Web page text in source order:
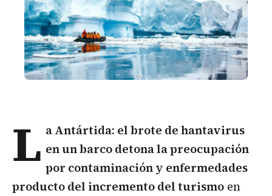
L a Antártida: el brote dehantavirus
en un barco detona la preocupación
por contaminación y enfermedades
producto del incremento del turismo en